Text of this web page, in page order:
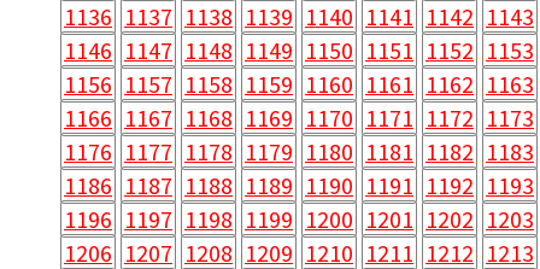
1136 1137 1138 1139 1140 1141 1142 1143
1146 1147 1148 1149 1150 1151 1152 1153
1156 1157 1158 1159 1160 1161 1162 1163
1166 1167 1168 1169 1170 1171 1172 1173
1176 1177 1178 1179 1180 1181 1182 1183
1186 1187 1188 1189 1190 1191 1192 1193
1196 1197 1198 1199 1200 1201 1202 1203
1206 1207 1208 1209 1210 1211 1212 1213